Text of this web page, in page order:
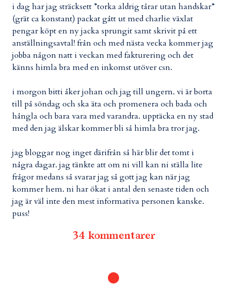
i dag har jag sträcksett ”torka aldrig tårar utan handskar”
(grät ca konstant) packat gått ut med charlie växlat
pengar köpt en ny jacka sprungit samt skrivit på ett
anställningsavtal! från och med nästa vecka kommer jag
jobba någon natt i veckan med fakturering och det
känns himla bra med en inkomst utöver csn.
i morgon bitti åker johan och jag till ungern. vi är borta
till på söndag och ska äta och promenera och bada och
hångla och bara vara med varandra. upptäcka en ny stad
med den jag älskar kommer bli så himla bra tror jag.
jag bloggar nog inget därifrån så här blir det tomt i
några dagar. jag tänkte att om ni vill kan ni ställa lite
frågor medans så svarar jag så gott jag kan när jag
kommer hem. ni har ökat i antal den senaste tiden och
jag är väl inte den mest informativa personen kanske.
puss!
34 kommentarer